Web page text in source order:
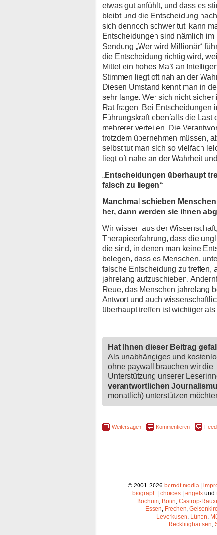
etwas gut anfühlt, und dass es
bleibt und die Entscheidung
sich dennoch schwer tut, kann
Entscheidungen sind nämlich im
Sendung „Wer wird Millionär“
die Entscheidung richtig wird,
Mittel ein hohes Maß an
Stimmen liegt oft nah an der
Diesen Umstand kennt man in
sehr lange. Wer sich nicht
Rat fragen. Bei Entscheidungen
Führungskraft ebenfalls die Last
mehrerer verteilen. Die
trotzdem übernehmen müssen,
selbst tut man sich so vielfach
liegt oft nahe an der Wahrheit
„Entscheidungen überhaupt
falsch zu liegen“
Manchmal schieben
her, dann werden sie ihnen
Wir wissen aus der
Therapieerfahrung, dass die
die sind, in denen man keine
belegen, dass es Menschen,
falsche Entscheidung zu treffen,
jahrelang aufzuschieben.
Reue, das Menschen jahrelang
Antwort und auch
überhaupt treffen ist wichtiger
Hat Ihnen dieser Beitrag
Als unabhängiges und
ohne paywall brauchen wir die
Unterstützung unserer
verantwortlichen
monatlich) unterstützen
Weitersagen Kommentieren
© 2001-2026 berndt media|
biograph
choices engels und
Bochum, Bonn, Castrop-
Essen, Frechen,
Leverkusen, Lünen,
Recklinghausen,